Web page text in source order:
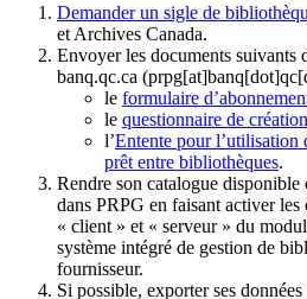
Demander un sigle de
et Archives Canada.
Envoyer les documents suivants
banq.qc.ca
le formulaire
le questionnaire de
l’Entente pour l’utilisation
prêt entre bibliothèques.
Rendre son catalogue
dans PRPG en faisant activer
« client » et « serveur » du
système intégré de gestion de
fournisseur.
Si possible, exporter ses